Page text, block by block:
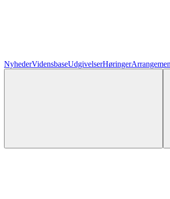
NyhederVidensbaseUdgivelserHøringer